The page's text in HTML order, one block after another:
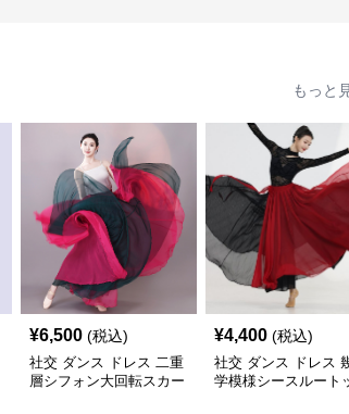
もっと
¥6,500 (税込)
社交 ダンス ドレス 二重
層シフォン大回転スカー
¥4,400 (税込)
社交 ダンス ドレス
学模様シースルート